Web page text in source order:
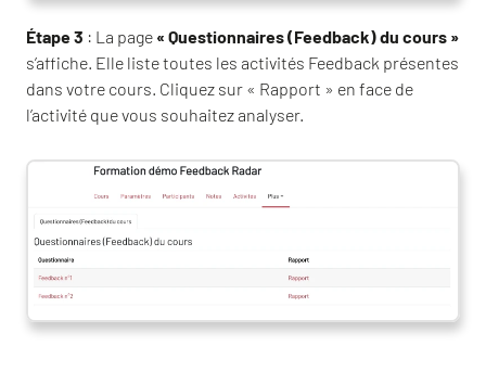
Étape 3 : La page « Questionnaires (Feedback) du cours »
s’affiche. Elle liste toutes les activités Feedback présentes
dans votre cours. Cliquez sur « Rapport » en face de
l’activité que vous souhaitez analyser.